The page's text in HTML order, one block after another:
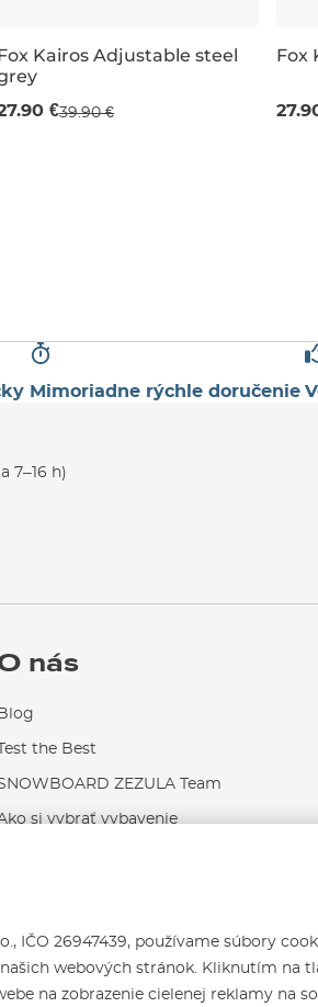
Kairos Adjustable steel
€39.90 €
Fox
Mimoriadne rýchle doručenie
7–16 h)
nás
Blog
the Best
ZEZULA Team
si vybrať vybavenie
IČO 26947439, používame súbory
webových stránok. Kliknutím na
na zobrazenie cielenej reklamy na